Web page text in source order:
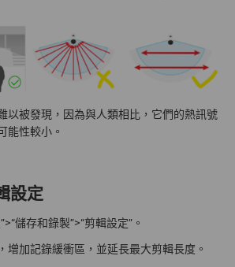
以被發現，因為與人類相比，它們的熱訊號
能性較小。
設定
儲存和錄製”>“剪輯設定”。
增加記錄緩衝區，並延長最大剪輯長度。